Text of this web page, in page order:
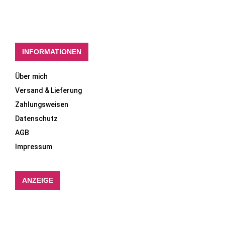
INFORMATIONEN
Über mich
Versand & Lieferung
Zahlungsweisen
Datenschutz
AGB
Impressum
ANZEIGE